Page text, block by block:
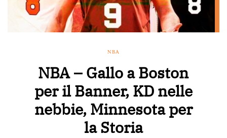
NBA
NBA – Gallo a Boston
per il Banner, KD nelle
nebbie, Minnesota per
la Storia